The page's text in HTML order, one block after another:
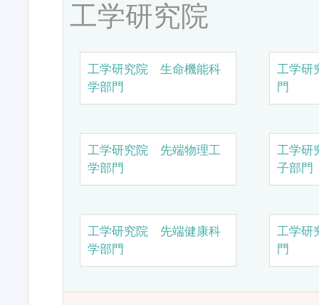
工学研究院
工学研究院 生命機能科
学部門
工学研
門
工学研究院 先端物理工
学部門
工学研
子部門
工学研究院 先端健康科
学部門
工学研
門